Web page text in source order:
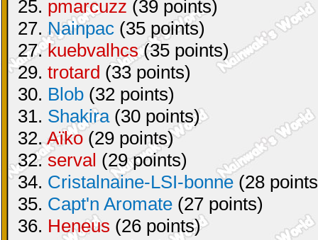
25. pmarcuzz (39 points)
27. Nainpac (35 points)
27.kuebvalhcs(35 points)
29. trotard (33 points)
30. Blob (32 points)
31. Shakira(30 points)
32.Aïko (29 points)
32.serval (29 points)
34. Cristalnaine-LSI-bonne (28
35. Capt'n Aromate (27 points)
36. Heneus (26 points)